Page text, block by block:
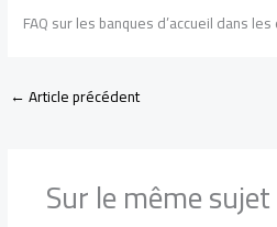
FAQ sur les banques d’accueil dans
←Article précédent
Sur le même sujet